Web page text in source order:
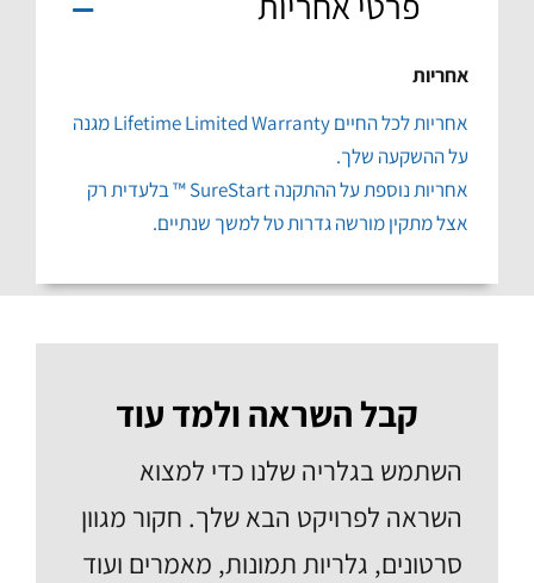
אחריות
אחריות לכל החיים Lifetime Limited Warranty מגנה
על ההשקעה שלך.
אחריות נוספת על ההתקנה SureStart ™ בלעדית רק
אצל מתקין מורשה גדרות טל למשך שנתיים.
קבל השראה ולמד עוד
השתמש בגלריה שלנו כדי למצוא
השראה לפרויקט הבא שלך. חקור מגוון
סרטונים, גלריות תמונות, מאמרים ועוד